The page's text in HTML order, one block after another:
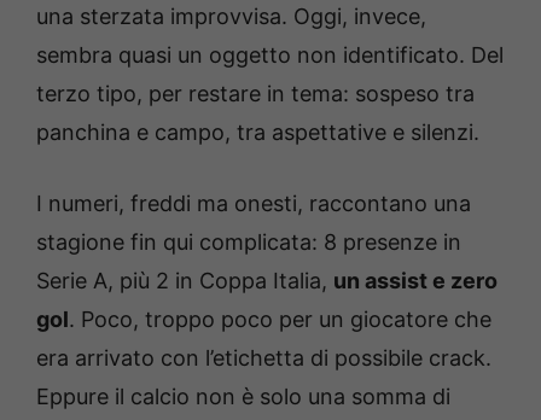
una sterzata improvvisa. Oggi, invece,
sembra quasi un oggetto non identificato. Del
terzo tipo, per restare in tema: sospeso tra
panchina e campo, tra aspettative e silenzi.
I numeri, freddi ma onesti, raccontano una
stagione fin qui complicata: 8 presenze in
Serie A, più 2 in Coppa Italia, un assist e zero
gol. Poco, troppo poco per un giocatore che
era arrivato con l’etichetta di possibile crack.
Eppure il calcio non è solo una somma di